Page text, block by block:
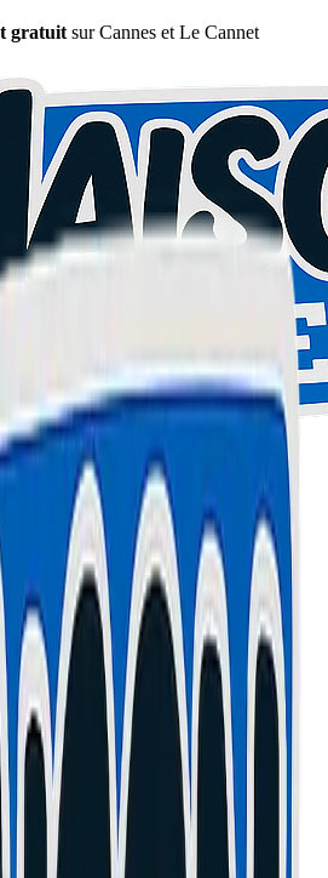
gratuit sur Cannes et Le Cannet
Contact
Cannet: 04 51 26 27 51
15 Pro MaxCannes
autonomie. Réparation express en
Always-On Titanium :
189€